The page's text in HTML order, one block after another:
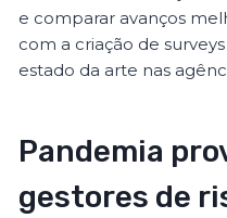
e comparar avanços
com a criação de
estado da arte nas
Pandemia
gestores de